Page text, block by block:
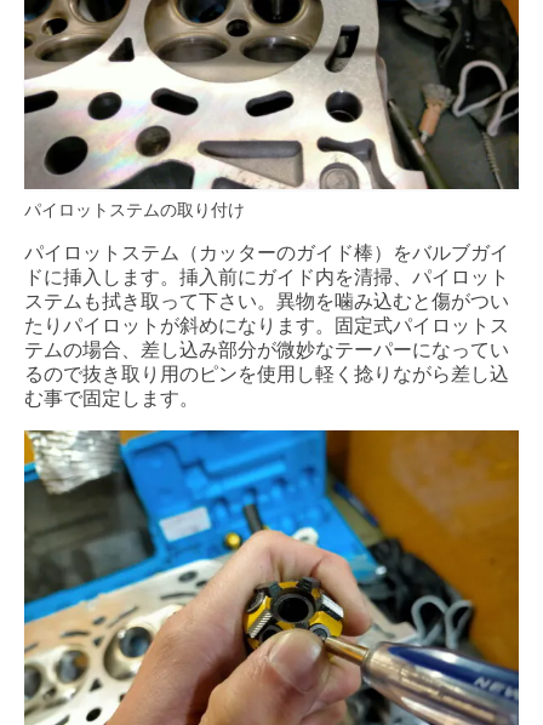
パイロットステムの取り付け
パイロットステム（カッターのガイド棒）をバルブガイ
ドに挿入します。挿入前にガイド内を清掃、パイロット
ステムも拭き取って下さい。異物を噛み込むと傷がつい
たりパイロットが斜めになります。固定式パイロットス
テムの場合、差し込み部分が微妙なテーパーになってい
るので抜き取り用のピンを使用し軽く捻りながら差し込
む事で固定します。